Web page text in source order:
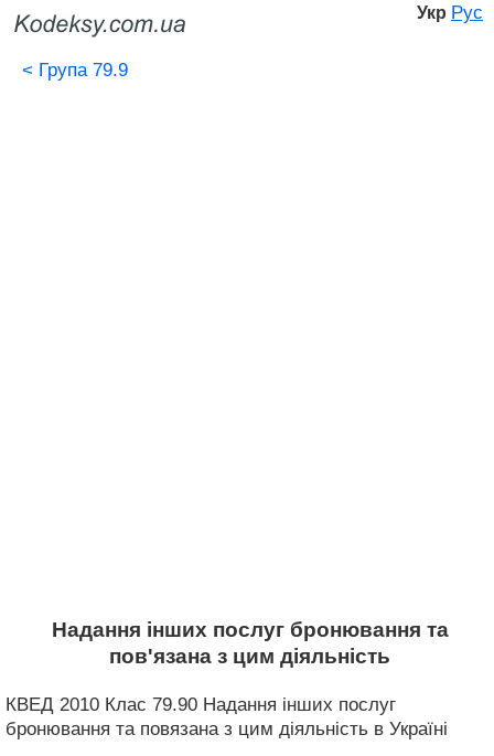
Укр Рус
< Група 79.9
Надання інших послуг бронювання та
пов'язана з цим діяльність
КВЕД 2010 Клас 79.90 Надання інших послуг
бронювання та повязана з цим діяльність в Україні